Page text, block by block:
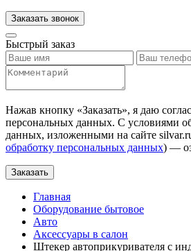
Заказать звонок
Быстрый заказ
Нажав кнопку «Заказать», я даю
персональных данных. С условиями
данных, изложенными на сайте
обработку персональных данных) —
Заказать
Главная
Оборудование бытовое
Авто
Аксессуары в салон
Штекер автоприкуривателя с